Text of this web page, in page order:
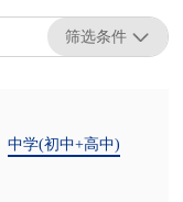
筛选条件
中学(初中+高中)